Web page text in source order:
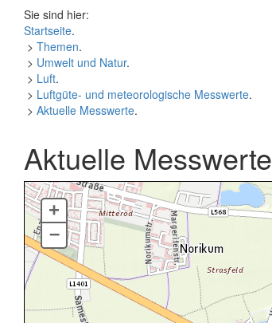
Sie sind hier:
Startseite.
> Themen.
> Umwelt und Natur.
> Luft.
> Luftgüte- und meteorologische Messwerte.
> Aktuelle Messwerte.
Aktuelle Messwerte
+
–